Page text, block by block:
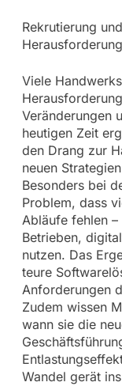
Rekrutierung
Viele
Veränderungen
heutigen Zeit
den Drang zur
neuen
Besonders bei
Problem, dass
Abläufe fehlen
Betrieben,
nutzen. Das
teure
Anforderungen
Zudem wissen
wann sie die
Wandel gerät